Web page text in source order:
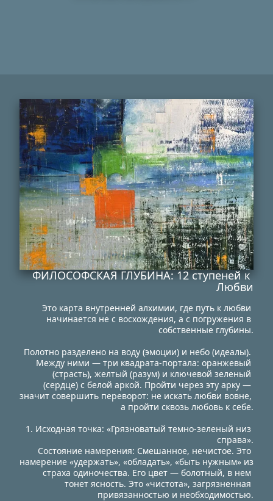
ФИЛОСОФСКАЯ ГЛУБИНА: 12 ступеней к
Любви
Это карта внутренней алхимии, где путь к любви
начинается не с восхождения, а с погружения в
собственные глубины.
Полотно разделено на воду (эмоции) и небо (идеалы).
Между ними — три квадрата-портала: оранжевый
(страсть), желтый (разум) и ключевой зеленый
(сердце) с белой аркой. Пройти через эту арку —
значит совершить переворот: не искать любви вовне,
а пройти сквозь любовь к себе.
1. Исходная точка: «Грязноватый темно-зеленый низ
справа».
Состояние намерения: Смешанное, нечистое. Это
намерение «удержать», «обладать», «быть нужным» из
страха одиночества. Его цвет — болотный, в нем
тонет ясность. Это «чистота», загрязненная
привязанностью и необходимостью.